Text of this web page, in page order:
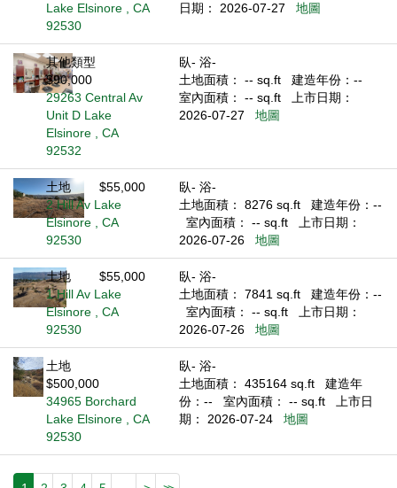
Lake Elsinore , CA
92530
日期： 2026-07-27
地圖
其他類型
$90,000
29263 Central Av
Unit D Lake
Elsinore , CA
92532
臥- 浴-
土地面積： -- sq.ft
建造年份：--
室內面積： -- sq.ft
上市日期：
2026-07-27
地圖
土地
$55,000
2 Hill Av Lake
Elsinore , CA
92530
臥- 浴-
土地面積： 8276 sq.ft
建造年份：--
室內面積： -- sq.ft
上市日期：
2026-07-26
地圖
土地
$55,000
1 Hill Av Lake
Elsinore , CA
92530
臥- 浴-
土地面積： 7841 sq.ft
建造年份：--
室內面積： -- sq.ft
上市日期：
2026-07-26
地圖
土地
$500,000
34965 Borchard
Lake Elsinore , CA
92530
臥- 浴-
土地面積： 435164 sq.ft
建造年
份：--
室內面積： -- sq.ft
上市日
期： 2026-07-24
地圖